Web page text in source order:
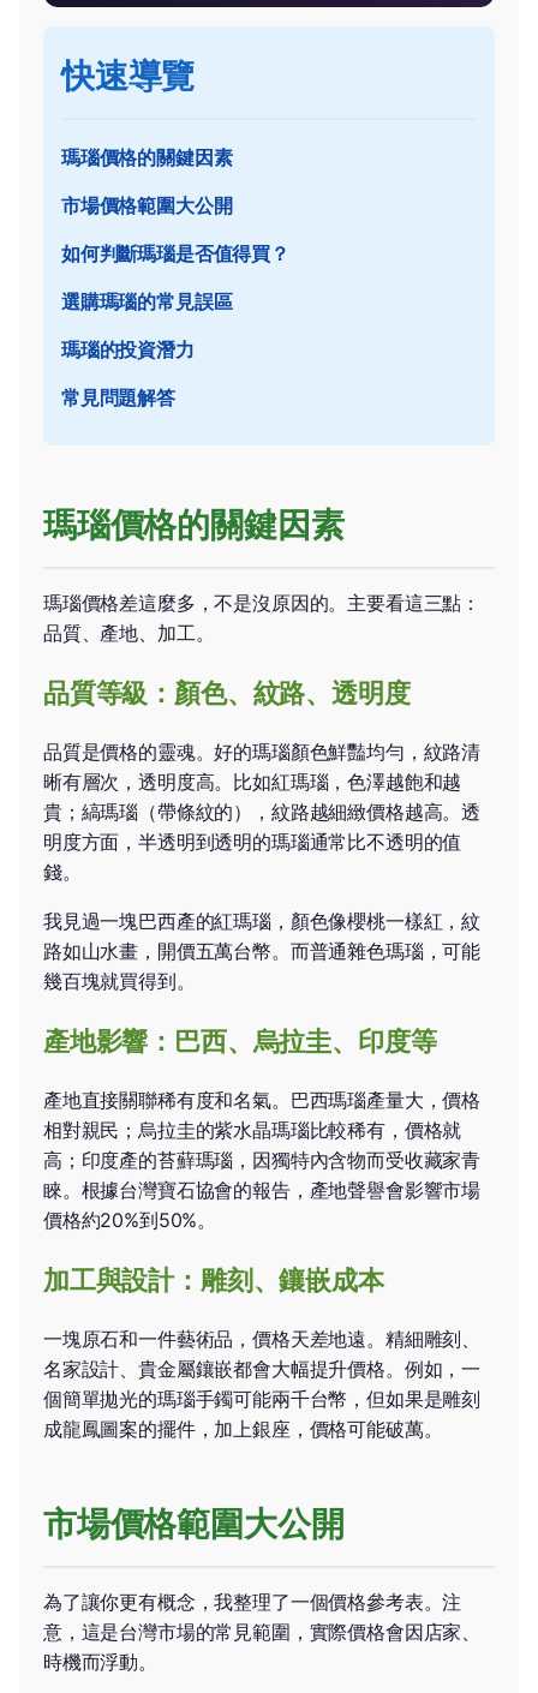
快速導覽
瑪瑙價格的關鍵因素
市場價格範圍大公開
如何判斷瑪瑙是否值得買？
選購瑪瑙的常見誤區
瑪瑙的投資潛力
常見問題解答
瑪瑙價格的關鍵因素
瑪瑙價格差這麼多，不是沒原因的。主要看這三點：
品質、產地、加工。
品質等級：顏色、紋路、透明度
品質是價格的靈魂。好的瑪瑙顏色鮮豔均勻，紋路清
晰有層次，透明度高。比如紅瑪瑙，色澤越飽和越
貴；縞瑪瑙（帶條紋的），紋路越細緻價格越高。透
明度方面，半透明到透明的瑪瑙通常比不透明的值
錢。
我見過一塊巴西產的紅瑪瑙，顏色像櫻桃一樣紅，紋
路如山水畫，開價五萬台幣。而普通雜色瑪瑙，可能
幾百塊就買得到。
產地影響：巴西、烏拉圭、印度等
產地直接關聯稀有度和名氣。巴西瑪瑙產量大，價格
相對親民；烏拉圭的紫水晶瑪瑙比較稀有，價格就
高；印度產的苔蘚瑪瑙，因獨特內含物而受收藏家青
睞。根據台灣寶石協會的報告，產地聲譽會影響市場
價格約20%到50%。
加工與設計：雕刻、鑲嵌成本
一塊原石和一件藝術品，價格天差地遠。精細雕刻、
名家設計、貴金屬鑲嵌都會大幅提升價格。例如，一
個簡單拋光的瑪瑙手鐲可能兩千台幣，但如果是雕刻
成龍鳳圖案的擺件，加上銀座，價格可能破萬。
市場價格範圍大公開
為了讓你更有概念，我整理了一個價格參考表。注
意，這是台灣市場的常見範圍，實際價格會因店家、
時機而浮動。